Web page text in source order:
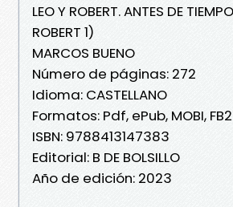
LEO Y ROBERT. ANTES DE
ROBERT 1)
MARCOS BUENO
Número de páginas: 272
Idioma: CASTELLANO
Formatos: Pdf, ePub, MOBI, FB2
ISBN: 9788413147383
Editorial: B DE BOLSILLO
Año de edición: 2023